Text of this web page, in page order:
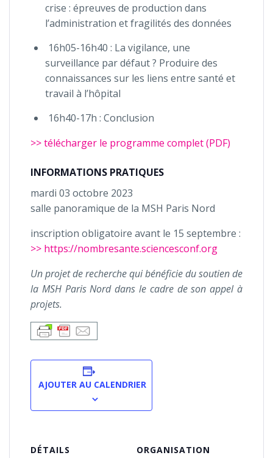
crise : épreuves de production dans
l’administration et fragilités des données
16h05-16h40 : La vigilance, une
surveillance par défaut ? Produire des
connaissances sur les liens entre santé et
travail à l’hôpital
16h40-17h : Conclusion
>> télécharger le programme complet (PDF)
INFORMATIONS PRATIQUES
mardi 03 octobre 2023
salle panoramique de la MSH Paris Nord
inscription obligatoire avant le 15 septembre :
>> https://nombresante.sciencesconf.org
Un projet de recherche qui bénéficie du soutien de
la MSH Paris Nord dans le cadre de son appel à
projets.
AJOUTER AU CALENDRIER
DÉTAILS
ORGANISATION